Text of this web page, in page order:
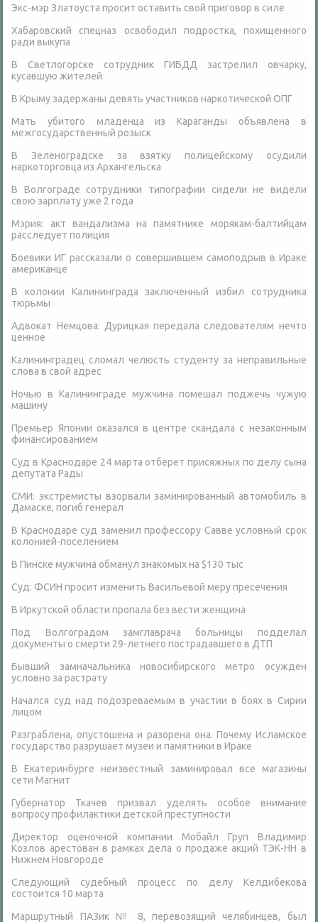
Экс-мэр Златоуста просит оставить свой приговор в силе
Хабаровский спецназ освободил подростка, похищенного
ради выкупа
В Светлогорске сотрудник ГИБДД застрелил овчарку,
кусавшую жителей
В Крыму задержаны девять участников наркотической ОПГ
Мать убитого младенца из Караганды объявлена в
межгосударственный розыск
В Зеленоградске за взятку полицейскому осудили
наркоторговца из Архангельска
В Волгограде сотрудники типографии сидели не видели
свою зарплату уже 2 года
Мэрия: акт вандализма на памятнике морякам-балтийцам
расследует полиция
Боевики ИГ рассказали о совершившем самоподрыв в Ираке
американце
В колонии Калининграда заключенный избил сотрудника
тюрьмы
Адвокат Немцова: Дурицкая передала следователям нечто
ценное
Калининградец сломал челюсть студенту за неправильные
слова в свой адрес
Ночью в Калининграде мужчина помешал поджечь чужую
машину
Премьер Японии оказался в центре скандала с незаконным
финансированием
Суд в Краснодаре 24 марта отберет присяжных по делу сына
депутата Рады
СМИ: экстремисты взорвали заминированный автомобиль в
Дамаске, погиб генерал
В Краснодаре суд заменил профессору Савве условный срок
колонией-поселением
В Пинске мужчина обманул знакомых на $130 тыс
Суд: ФСИН просит изменить Васильевой меру пресечения
В Иркутской области пропала без вести женщина
Под Волгоградом замглаврача больницы подделал
документы о смерти 29-летнего пострадавшего в ДТП
Бывший замначальника новосибирского метро осужден
условно за растрату
Начался суд над подозреваемым в участии в боях в Сирии
лицом
Разграблена, опустошена и разорена она. Почему Исламское
государство разрушает музеи и памятники в Ираке
В Екатеринбурге неизвестный заминировал все магазины
сети Магнит
Губернатор Ткачев призвал уделять особое внимание
вопросу профилактики детской преступности
Директор оценочной компании Мобайл Груп Владимир
Козлов арестован в рамках дела о продаже акций ТЭК-НН в
Нижнем Новгороде
Следующий судебный процесс по делу Келдибекова
состоится 10 марта
Маршрутный ПАЗик № 8, перевозящий челябинцев, был